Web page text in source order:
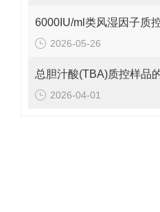
2026-05-26
2026-04-01